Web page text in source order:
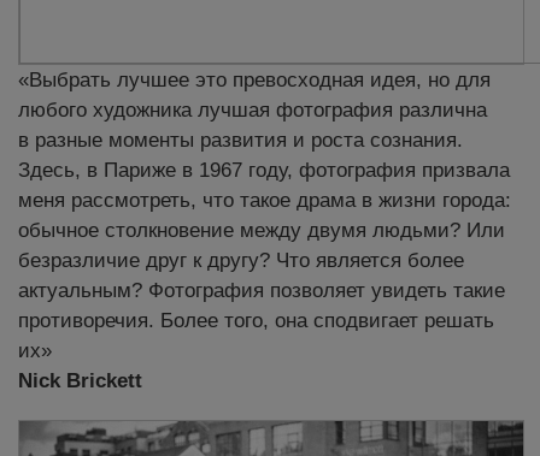
«Выбрать лучшее это превосходная идея, но для
любого художника лучшая фотография различна
в разные моменты развития и роста сознания.
Здесь, в Париже в 1967 году, фотография призвала
меня рассмотреть, что такое драма в жизни города:
обычное столкновение между двумя людьми? Или
безразличие друг к другу? Что является более
актуальным? Фотография позволяет увидеть такие
противоречия. Более того, она сподвигает решать
их»
Nick Brickett